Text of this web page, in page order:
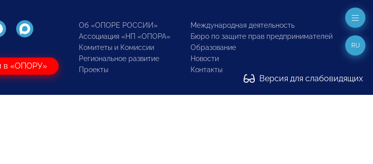
в «ОПОРУ»
Об «ОПОРЕ РОССИИ»
Ассоциация «НП «ОПОРА»
Комитеты и Комиссии
Региональное развитие
Проекты
Международная деятельность
Бюро по защите прав предпринимателей
Образование
Новости
Контакты
Версия для слабовидящих
RU